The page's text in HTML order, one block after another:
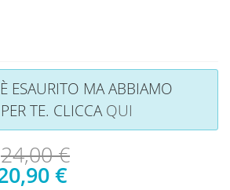
ESAURITO MA ABBIAMO
TE. CLICCAQUI
24,00 €
€